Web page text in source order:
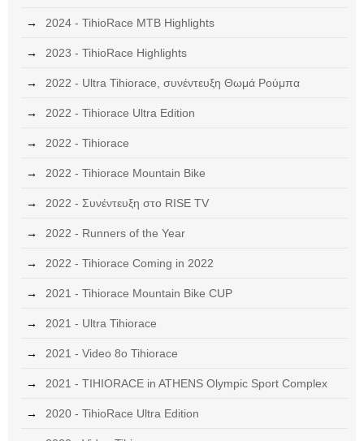
2024 - TihioRace MTB Highlights
2023 - TihioRace Highlights
2022 - Ultra Tihiorace, συνέντευξη Θωμά Ρούμπα
2022 - Tihiorace Ultra Edition
2022 - Tihiorace
2022 - Tihiorace Mountain Bike
2022 - Συνέντευξη στο RISE TV
2022 - Runners of the Year
2022 - Tihiorace Coming in 2022
2021 - Tihiorace Mountain Bike CUP
2021 - Ultra Tihiorace
2021 - Video 8ο Tihiorace
2021 - TIHIORACE in ATHENS Olympic Sport Complex
2020 - TihioRace Ultra Edition